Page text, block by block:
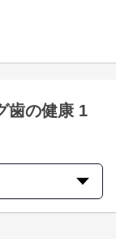
歯の健康 1